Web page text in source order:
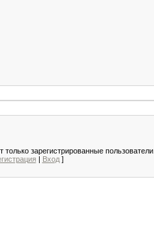
зарегистрированные пользователи.
| Вход]